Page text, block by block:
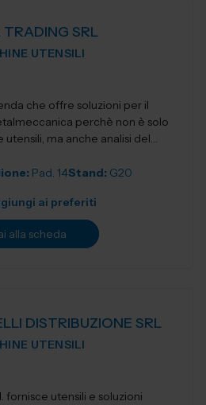
TRADING SRL
UTENSILI
che offre soluzioni per il
perchè non è solo
ma anche analisi del
Pad. 14Stand: G20
ai preferiti
alla scheda
DISTRIBUZIONE SRL
UTENSILI
fornisce utensili e soluzioni